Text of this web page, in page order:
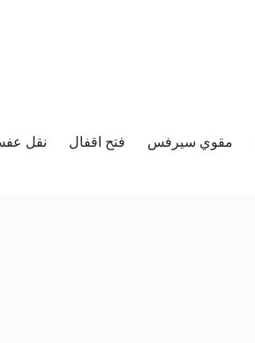
مقوي سيرفس فتح اقفال نقل